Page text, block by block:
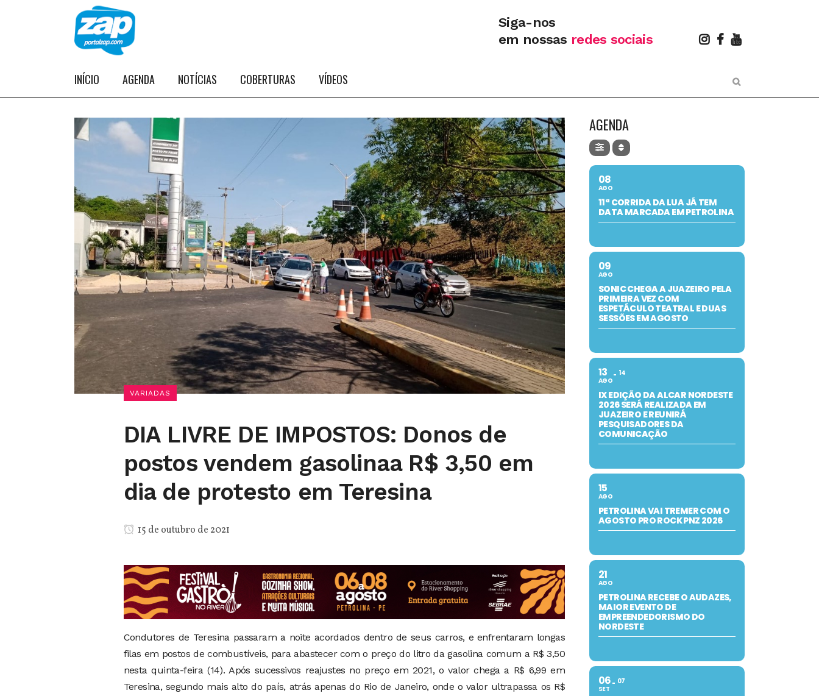
Siga-nos
em nossas redes sociais
INÍCIO AGENDA NOTÍCIAS COBERTURAS VÍDEOS
VARIADAS
DIA LIVRE DE IMPOSTOS: Donos de
postos vendem gasolinaa R$ 3,50 em
dia de protesto em Teresina
15 de outubro de 2021
Condutores de Teresina passaram a noite acordados dentro de seus carros, e enfrentaram longas
filas em postos de combustíveis, para abastecer com o preço do litro da gasolina comum a R$ 3,50
nesta quinta-feira (14). Após sucessivos reajustes no preço em 2021, o valor chega a R$ 6,99 em
Teresina, segundo mais alto do país, atrás apenas do Rio de Janeiro, onde o valor ultrapassa os R$
AGENDA
08
AGO
11ª CORRIDA DA LUA JÁ TEM
DATA MARCADA EM PETROLINA
09
AGO
SONIC CHEGA A JUAZEIRO PELA
PRIMEIRA VEZ COM
ESPETÁCULO TEATRAL E DUAS
SESSÕES EM AGOSTO
13
AGO
14
IX EDIÇÃO DA ALCAR NORDESTE
2026 SERÁ REALIZADA EM
JUAZEIRO E REUNIRÁ
PESQUISADORES DA
COMUNICAÇÃO
15
AGO
PETROLINA VAI TREMER COM O
AGOSTO PRO ROCK PNZ 2026
21
AGO
PETROLINA RECEBE O AUDAZES,
MAIOR EVENTO DE
EMPREENDEDORISMO DO
NORDESTE
06
SET
07